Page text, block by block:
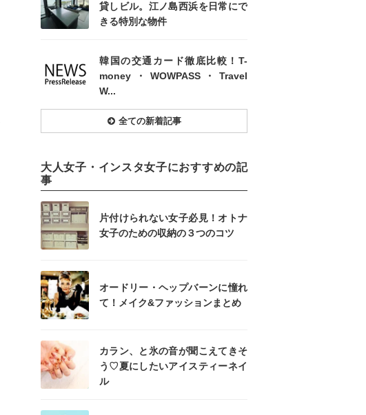
貸しビル。江ノ島西浜を日常にで
きる特別な物件
韓国の交通カード徹底比較！T-
money・WOWPASS・Travel
W...
全ての新着記事
大人女子・インスタ女子におすすめの記
事
片付けられない女子必見！オトナ
女子のための収納の３つのコツ
オードリー・ヘップバーンに憧れ
て！メイク&ファッションまとめ
カラン、と氷の音が聞こえてきそ
う♡夏にしたいアイスティーネイ
ル